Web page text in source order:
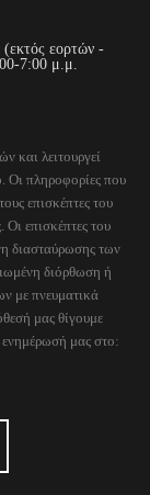
(εκτός εορτών -
7:00 μ.μ.
και λειτουργεί
Οι πληροφορίες που
επισκέπτες του
επισκέπτες του
διασταύρωσης των
διόρθωση ή
με πνευματικά
μας θίγουμε
μας στο: